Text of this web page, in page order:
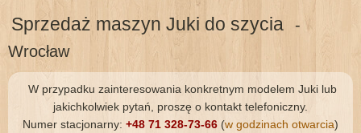
Sprzedaż maszyn Juki do szycia
-
Wrocław
W przypadku zainteresowania konkretnym modelem Juki lub
jakichkolwiek pytań, proszę o kontakt telefoniczny.
Numer stacjonarny: +48 71 328-73-66 (w godzinach otwarcia)